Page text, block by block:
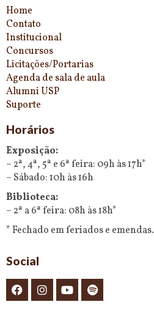
Home
Contato
Institucional
Concursos
Licitações/Portarias
Agenda de sala de aula
Alumni USP
Suporte
Horários
Exposição:
– 2ª, 4ª, 5ª e 6ª feira: 09h às 17h*
– Sábado: 10h às 16h
Biblioteca:
– 2ª a 6ª feira: 08h às 18h*
* Fechado em feriados e emendas.
Social